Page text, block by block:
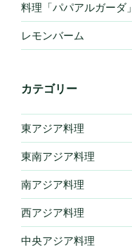
料理「パパアルガーダ」
レモンバーム
カテゴリー
東アジア料理
東南アジア料理
南アジア料理
西アジア料理
中央アジア料理